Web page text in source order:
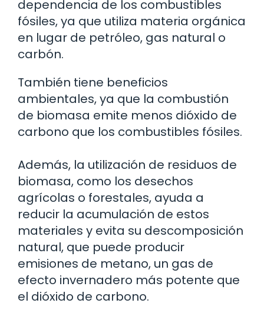
dependencia de los combustibles
fósiles, ya que utiliza materia orgánica
en lugar de petróleo, gas natural o
carbón.
También tiene beneficios
ambientales, ya que la combustión
de biomasa emite menos dióxido de
carbono que los combustibles fósiles.
Además, la utilización de residuos de
biomasa, como los desechos
agrícolas o forestales, ayuda a
reducir la acumulación de estos
materiales y evita su descomposición
natural, que puede producir
emisiones de metano, un gas de
efecto invernadero más potente que
el dióxido de carbono.